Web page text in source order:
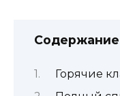
Содержание
Горячие